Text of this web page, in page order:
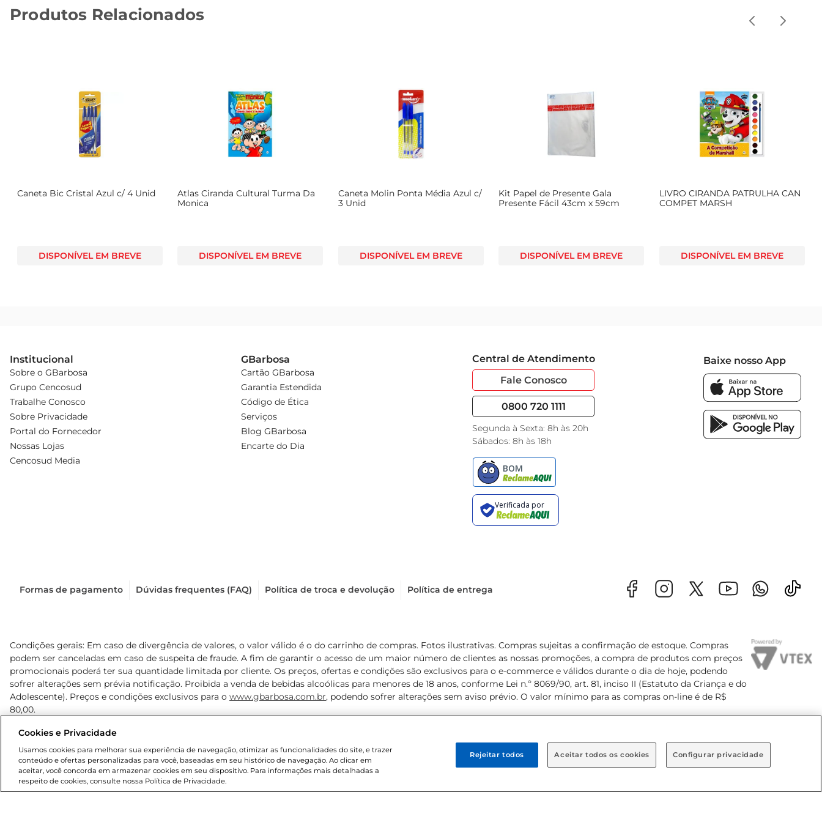
Produtos Relacionados
Caneta Bic Cristal Azul c/ 4 Unid
DISPONÍVEL EM BREVE
Atlas Ciranda Cultural Turma Da
Monica
DISPONÍVEL EM BREVE
Caneta Molin Ponta Média Azul c/
3 Unid
DISPONÍVEL EM BREVE
Kit Papel de Presente Gala
Presente Fácil 43cm x 59cm
DISPONÍVEL EM BREVE
LIVRO CIRANDA PATRULHA CAN
COMPET MARSH
DISPONÍVEL EM BREVE
Institucional
Sobre o GBarbosa
Grupo Cencosud
Trabalhe Conosco
Sobre Privacidade
Portal do Fornecedor
Nossas Lojas
Cencosud Media
GBarbosa
Cartão GBarbosa
Garantia Estendida
Código de Ética
Serviços
Blog GBarbosa
Encarte do Dia
Central de Atendimento
Fale Conosco
0800 720 1111
Segunda à Sexta: 8h às 20h
Sábados: 8h às 18h
Baixe nosso App
Formas de pagamento Dúvidas frequentes (FAQ) Política de troca e devolução Política de entrega
Condições gerais: Em caso de divergência de valores, o valor válido é o do carrinho de compras. Fotos ilustrativas. Compras sujeitas a confirmação de estoque. Compras
podem ser canceladas em caso de suspeita de fraude. A fim de garantir o acesso de um maior número de clientes as nossas promoções, a compra de produtos com preços
promocionais poderá ter sua quantidade limitada por cliente. Os preços, ofertas e condições são exclusivos para o e-commerce e válidos durante o dia de hoje, podendo
sofrer alterações sem prévia notificação. Proibida a venda de bebidas alcoólicas para menores de 18 anos, conforme Lei n.º 8069/90, art. 81, inciso II (Estatuto da Criança e do
Adolescente). Preços e condições exclusivos para o www.gbarbosa.com.br, podendo sofrer alterações sem aviso prévio. O valor mínimo para as compras on-line é de R$
80,00.
Cookies e Privacidade
Usamos cookies para melhorar sua experiência de navegação, otimizar as funcionalidades do site, e trazer
conteúdo e ofertas personalizadas para você, baseadas em seu histórico de navegação. Ao clicar em
aceitar, você concorda em armazenar cookies em seu dispositivo. Para informações mais detalhadas a
respeito de cookies, consulte nossa Política de Privacidade.
Configurar privacidade
Rejeitar todos Aceitar todos os cookies